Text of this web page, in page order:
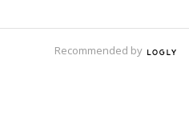
Recommended by